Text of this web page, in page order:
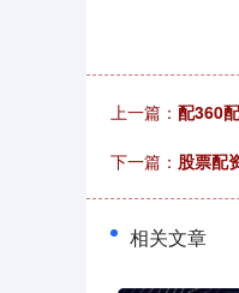
上一篇： 配360
下一篇： 股票配
相关文章